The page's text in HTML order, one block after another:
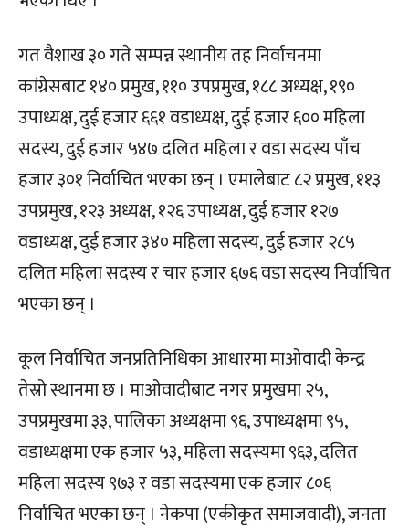
गत वैशाख ३० गते सम्पन्न स्थानीय तह निर्वाचनमा
कांग्रेसबाट १४० प्रमुख, ११० उपप्रमुख, १८८ अध्यक्ष, १९०
उपाध्यक्ष, दुई हजार ६६१ वडाध्यक्ष, दुई हजार ६०० महिला
सदस्य, दुई हजार ५४७ दलित महिला र वडा सदस्य पाँच
हजार ३०१ निर्वाचित भएका छन् । एमालेबाट ८२ प्रमुख, ११३
उपप्रमुख, १२३ अध्यक्ष, १२६ उपाध्यक्ष, दुई हजार १२७
वडाध्यक्ष, दुई हजार ३४० महिला सदस्य, दुई हजार २८५
दलित महिला सदस्य र चार हजार ६७६ वडा सदस्य निर्वाचित
भएका छन् ।
कूल निर्वाचित जनप्रतिनिधिका आधारमा माओवादी केन्द्र
तेस्रो स्थानमा छ । माओवादीबाट नगर प्रमुखमा २५,
उपप्रमुखमा ३३, पालिका अध्यक्षमा ९६, उपाध्यक्षमा ९५,
वडाध्यक्षमा एक हजार ५३, महिला सदस्यमा ९६३, दलित
महिला सदस्य ९७३ र वडा सदस्यमा एक हजार ८०६
निर्वाचित भएका छन् । नेकपा (एकीकृत समाजवादी), जनता